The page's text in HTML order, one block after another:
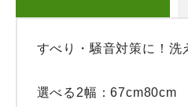
すべり・騒音対策に！洗
選べる2幅：67cm80cm